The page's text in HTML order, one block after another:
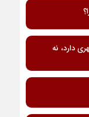
دارد، نه